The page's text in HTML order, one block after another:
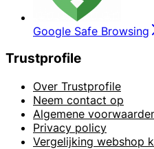
Google Safe Browsing
Trustprofile
Over Trustprofile
Neem contact op
Algemene
Privacy policy
Vergelijking webshop